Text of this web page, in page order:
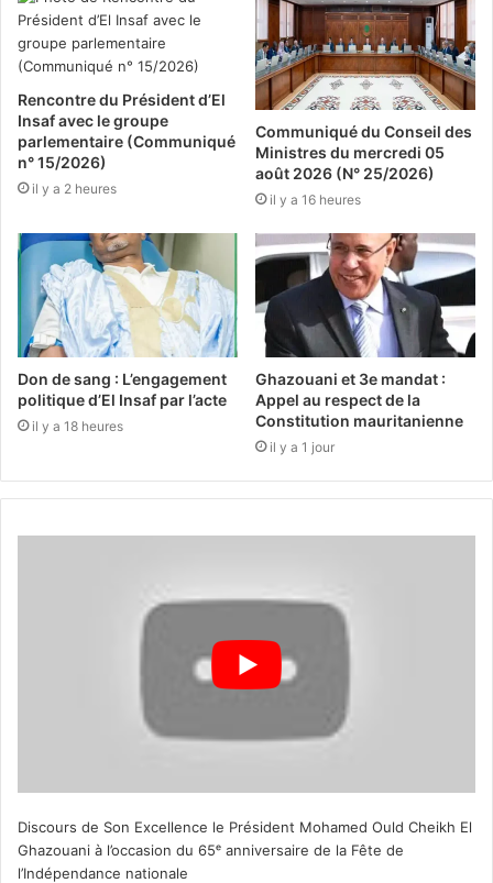
Rencontre du Président d’El
Insaf avec le groupe
parlementaire (Communiqué
n° 15/2026)
il y a 2 heures
Communiqué du Conseil des
Ministres du mercredi 05
août 2026 (N° 25/2026)
il y a 16 heures
Don de sang : L’engagement
politique d’El Insaf par l’acte
il y a 18 heures
Ghazouani et 3e mandat :
Appel au respect de la
Constitution mauritanienne
il y a 1 jour
Discours de Son Excellence le Président Mohamed Ould Cheikh El
Ghazouani à l’occasion du 65ᵉ anniversaire de la Fête de
l’Indépendance nationale